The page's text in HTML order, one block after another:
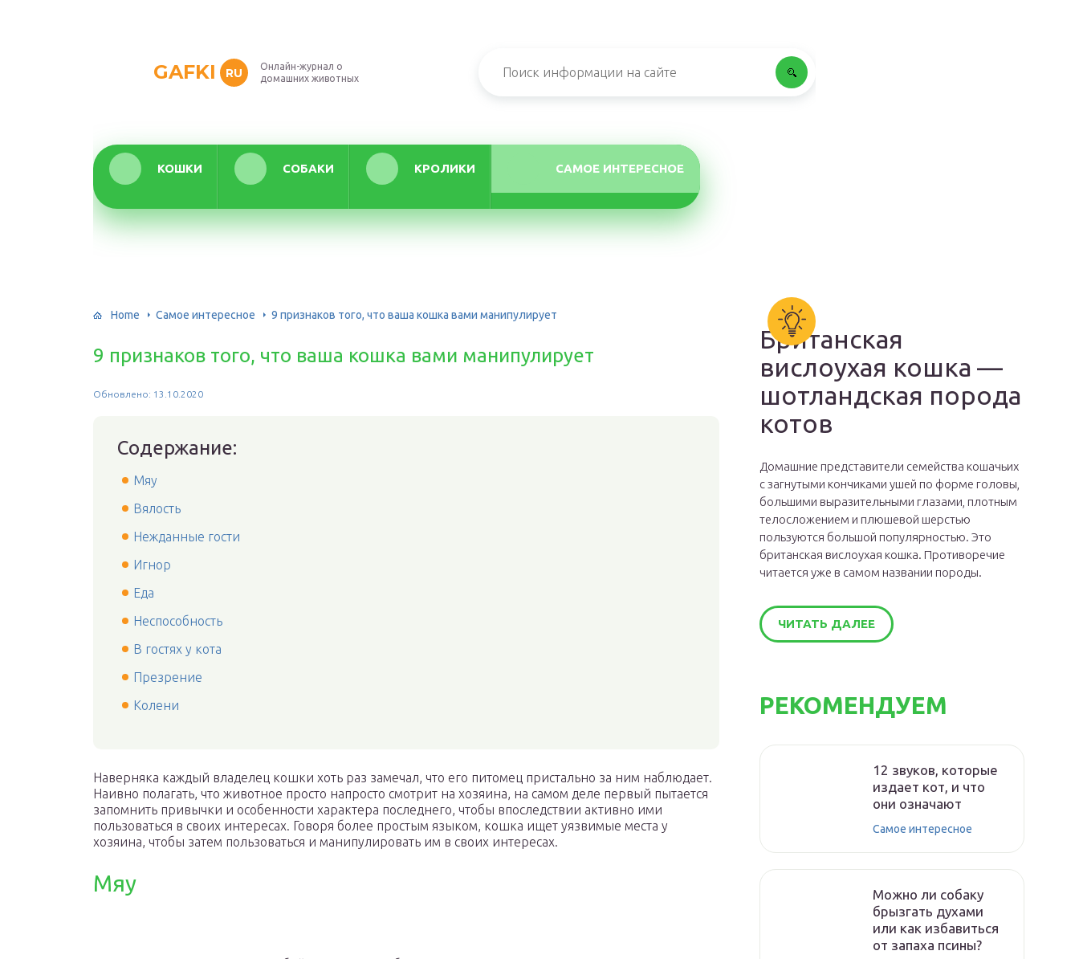
GAFKI RU
Онлайн-журнал о
домашних животных
КОШКИ СОБАКИ КРОЛИКИ САМОЕ ИНТЕРЕСНОЕ
Home Самое интересное 9 признаков того, что ваша кошка вами манипулирует
9 признаков того, что ваша кошка вами манипулирует
Обновлено: 13.10.2020
Содержание:
Мяу
Вялость
Нежданные гости
Игнор
Еда
Неспособность
В гостях у кота
Презрение
Колени
Наверняка каждый владелец кошки хоть раз замечал, что его питомец пристально за ним наблюдает.
Наивно полагать, что животное просто напросто смотрит на хозяина, на самом деле первый пытается
запомнить привычки и особенности характера последнего, чтобы впоследствии активно ими
пользоваться в своих интересах. Говоря более простым языком, кошка ищет уязвимые места у
хозяина, чтобы затем пользоваться и манипулировать им в своих интересах.
Мяу
Британская
вислоухая кошка —
шотландская порода
котов
Домашние представители семейства кошачьих
с загнутыми кончиками ушей по форме головы,
большими выразительными глазами, плотным
телосложением и плюшевой шерстью
пользуются большой популярностью. Это
британская вислоухая кошка. Противоречие
читается уже в самом названии породы.
ЧИТАТЬ ДАЛЕЕ
РЕКОМЕНДУЕМ
12 звуков, которые
издает кот, и что
они означают
Самое интересное
Можно ли собаку
брызгать духами
или как избавиться
от запаха псины?